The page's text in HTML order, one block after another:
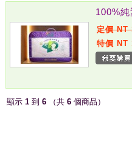
100%
定價 NT
特價 NT
顯示 1 到 6 （共 6 個商品）